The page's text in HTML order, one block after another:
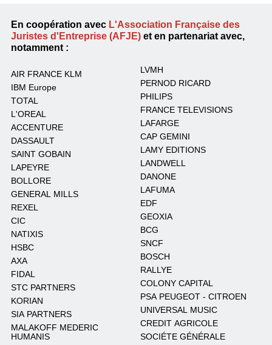
En coopération avec L'Association Française des
Juristes d'Entreprise (AFJE)et en partenariat avec,
notamment :
AIR FRANCE KLM
IBM Europe
TOTAL
L'OREAL
ACCENTURE
DASSAULT
SAINT GOBAIN
LAPEYRE
BOLLORE
GENERAL MILLS
REXEL
CIC
NATIXIS
HSBC
AXA
FIDAL
STC PARTNERS
KORIAN
SIA PARTNERS
MALAKOFF MEDERIC
HUMANIS
LVMH
PERNOD RICARD
PHILIPS
FRANCE TELEVISIONS
LAFARGE
CAP GEMINI
LAMY EDITIONS
LANDWELL
DANONE
LAFUMA
EDF
GEOXIA
BCG
SNCF
BOSCH
RALLYE
COLONY CAPITAL
PSA PEUGEOT - CITROEN
UNIVERSAL MUSIC
CREDIT AGRICOLE
SOCIÉTE GÉNÉRALE